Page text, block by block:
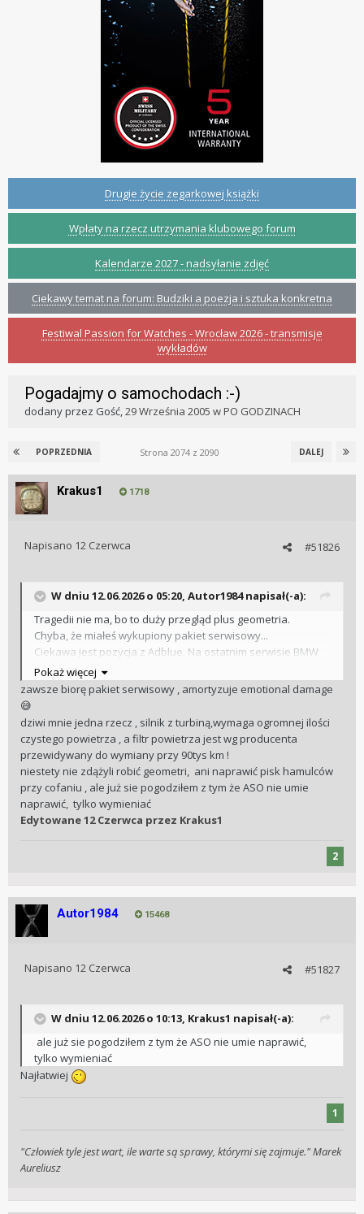
Drugie życie zegarkowej książki
Wpłaty na rzecz utrzymania klubowego forum
Kalendarze 2027 - nadsyłanie zdjęć
Ciekawy temat na forum: Budziki a poezja i sztuka konkretna
Festiwal Passion for Watches - Wrocław 2026 - transmisje
wykładów
Pogadajmy o samochodach :-)
dodany przez Gość,29 Września 2005 wPO GODZINACH
POPRZEDNIA DALEJ
Strona 2074 z 2090
Krakus1 1718
#51826
Napisano 12 Czerwca
W dniu 12.06.2026 o 05:20, Autor1984napisał(-a):
Tragedii nie ma, bo to duży przegląd plus geometria.
Chyba, że miałeś wykupiony pakiet serwisowy...
Ciekawa jest pozycja z Adblue. Na ostatnim serwisie BMW
dostałem tylko notę, aby go uzupełnić.
Pokaż więcej
zawsze biorę pakiet serwisowy , amortyzuje emotional damage
😅
dziwi mnie jedna rzecz , silnik z turbiną,wymaga ogromnej ilości
czystego powietrza , a filtr powietrza jest wg producenta
przewidywany do wymiany przy 90tys km !
niestety nie zdążyli robić geometri, ani naprawić pisk hamulców
przy cofaniu , ale już sie pogodziłem z tym że ASO nie umie
naprawić, tylko wymieniać
Edytowane12 Czerwca przez Krakus1
2
Autor1984 15468
#51827
Napisano 12 Czerwca
W dniu 12.06.2026 o 10:13, Krakus1 napisał(-a):
ale już sie pogodziłem z tym że ASO nie umie naprawić,
tylko wymieniać
Najłatwiej
1
"Człowiek tyle jest wart, ile warte są sprawy, którymi się zajmuje." Marek
Aureliusz